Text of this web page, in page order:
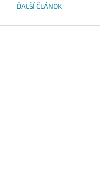
ĎALŠÍ ČLÁNOK